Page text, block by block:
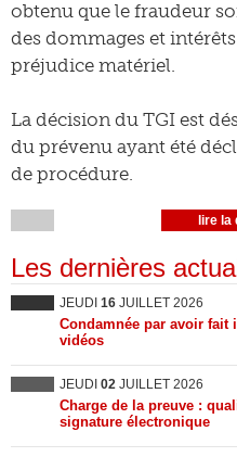
obtenu que le fraudeur
des dommages et
préjudice matériel.
La décision du TGI est
du prévenu ayant été
de procédure.
lire la
Les dernières
JEUDI 16 JUILLET 2026
Condamnée par avoir fait
vidéos
JEUDI 02 JUILLET 2026
Charge de la preuve :
signature électronique